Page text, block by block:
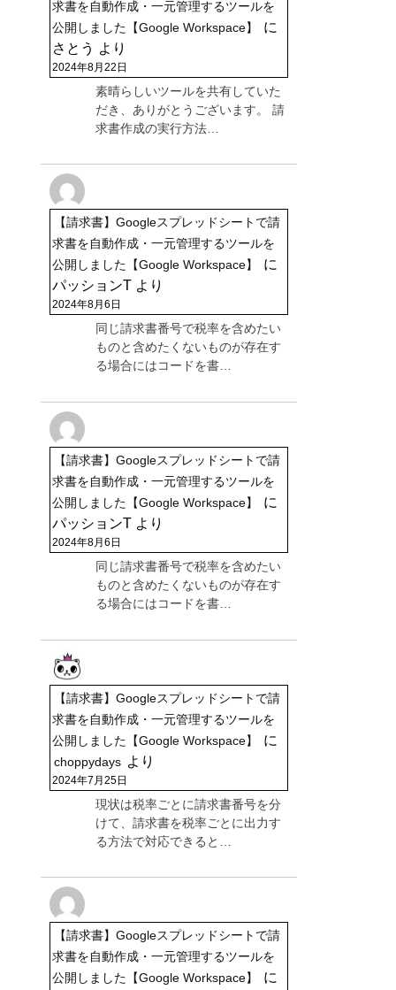
求書を自動作成・一元管理するツールを
公開しました【Google Workspace】
に
さとう より
2024年8月22日
素晴らしいツールを共有していた
だき、ありがとうございます。 請
求書作成の実行方法…
【請求書】Googleスプレッドシートで請
求書を自動作成・一元管理するツールを
公開しました【Google Workspace】
に
パッションT より
2024年8月6日
同じ請求書番号で税率を含めたい
ものと含めたくないものが存在す
る場合にはコードを書…
【請求書】Googleスプレッドシートで請
求書を自動作成・一元管理するツールを
公開しました【Google Workspace】
に
パッションT より
2024年8月6日
同じ請求書番号で税率を含めたい
ものと含めたくないものが存在す
る場合にはコードを書…
【請求書】Googleスプレッドシートで請
求書を自動作成・一元管理するツールを
公開しました【Google Workspace】
に
choppydays より
2024年7月25日
現状は税率ごとに請求書番号を分
けて、請求書を税率ごとに出力す
る方法で対応できると…
【請求書】Googleスプレッドシートで請
求書を自動作成・一元管理するツールを
公開しました【Google Workspace】
に